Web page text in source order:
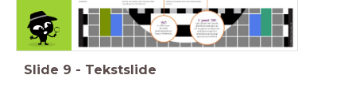
Slide 9 - Tekstslide